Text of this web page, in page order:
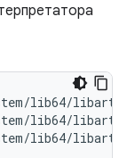
lib64/
lib64/